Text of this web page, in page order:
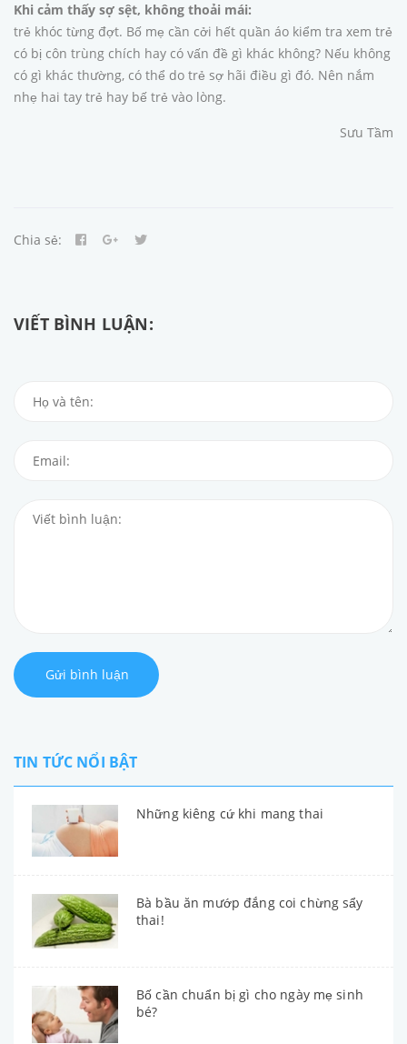
Khi cảm thấy sợ sệt, không thoải mái:
trẻ khóc từng đợt. Bố mẹ cần cởi hết quần áo kiểm tra xem trẻ
có bị côn trùng chích hay có vấn đề gì khác không? Nếu không
có gì khác thường, có thể do trẻ sợ hãi điều gì đó. Nên nắm
nhẹ hai tay trẻ hay bế trẻ vào lòng.
Sưu Tầm
Chia sẻ:
VIẾT BÌNH LUẬN:
Gửi bình luận
TIN TỨC NỔI BẬT
Những kiêng cứ khi mang thai
Bà bầu ăn mướp đắng coi chừng sẩy
thai!
Bố cần chuẩn bị gì cho ngày mẹ sinh
bé?